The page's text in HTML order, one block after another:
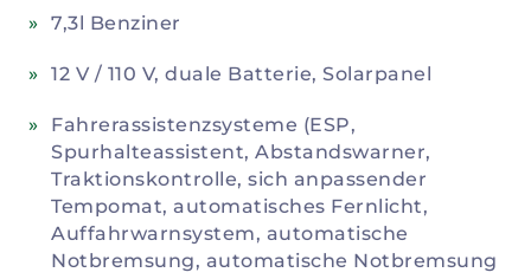
7,3l Benziner
12 V / 110 V, duale Batterie, Solarpanel
Fahrerassistenzsysteme (ESP,
Spurhalteassistent, Abstandswarner,
Traktionskontrolle, sich anpassender
Tempomat, automatisches Fernlicht,
Auffahrwarnsystem, automatische
Notbremsung, automatische Notbremsung